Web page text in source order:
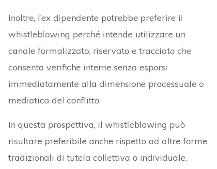
Inoltre, l’ex dipendente potrebbe preferire il
whistleblowing perché intende utilizzare un
canale formalizzato, riservato e tracciato che
consenta verifiche interne senza esporsi
immediatamente alla dimensione processuale o
mediatica del conflitto.
In questa prospettiva, il whistleblowing può
risultare preferibile anche rispetto ad altre forme
tradizionali di tutela collettiva o individuale.